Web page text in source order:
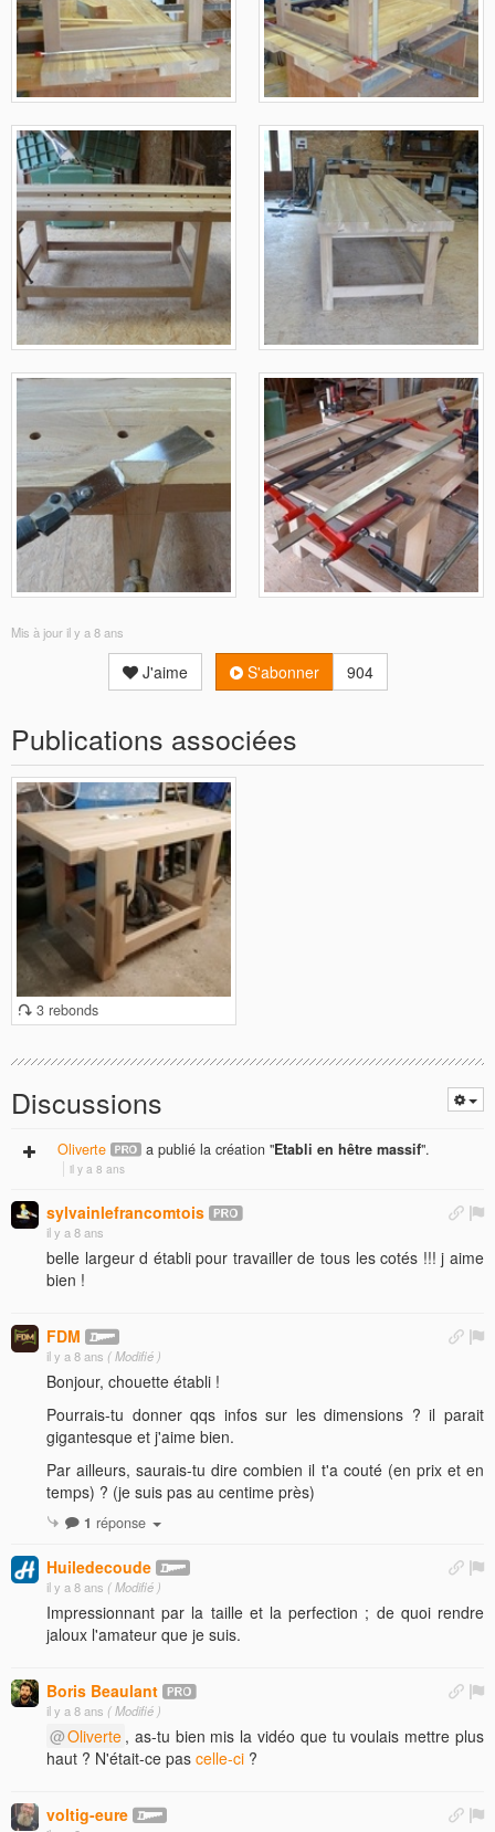
Mis à jouril y a 8 ans
J'aime S'abonner 904
Publications associées
3 rebonds
Discussions
Oliverte a publié la création "Etabli en hêtre massif".
il y a 8 ans
sylvainlefrancomtois
il y a 8 ans
belle largeur d établi pour travailler de tous les cotés !!! j aime
bien !
FDM
il y a 8 ans ( Modifié )
Bonjour, chouette établi !
Pourrais-tu donner qqs infos sur les dimensions ? il parait
gigantesque et j'aime bien.
Par ailleurs, saurais-tu dire combien il t'a couté (en prix et en
temps) ? (je suis pas au centime près)
1 réponse
Huiledecoude
il y a 8 ans ( Modifié )
Impressionnant par la taille et la perfection ; de quoi rendre
jaloux l'amateur que je suis.
Boris Beaulant
il y a 8 ans ( Modifié )
Oliverte , as-tu bien mis la vidéo que tu voulais mettre plus
haut ? N'était-ce pas celle-ci ?
voltig-eure